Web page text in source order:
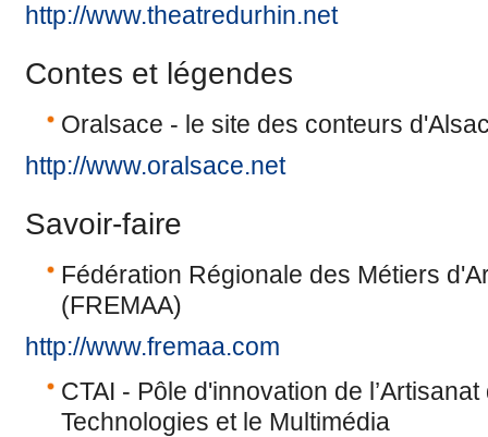
http://www.theatredurhin.net
Contes et légendes
Oralsace - le site des conteurs
http://www.oralsace.net
Savoir-faire
Fédération Régionale des Métiers
(FREMAA)
http://www.fremaa.com
CTAI - Pôle d'innovation de
Technologies et le Multimédia